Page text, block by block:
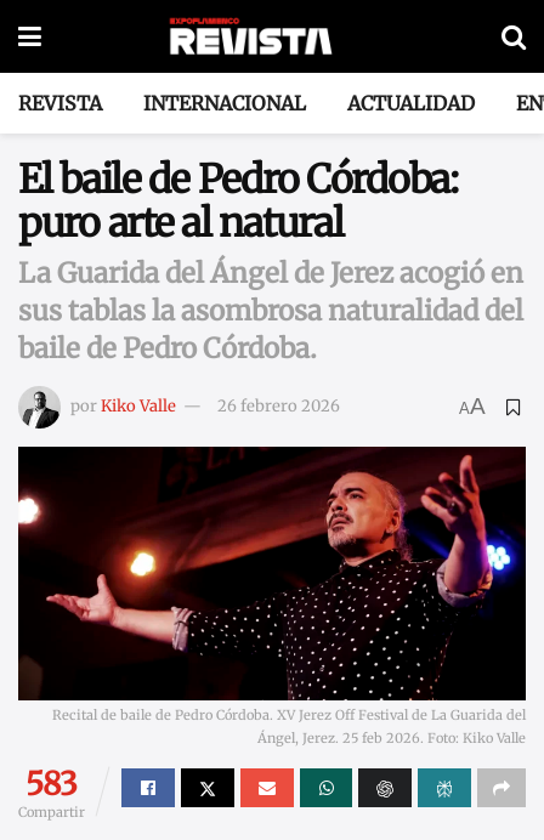
REVISTA INTERNACIONAL ACTUALIDAD
El baile de Pedro Córdoba:
puro arte al natural
La Guarida del Ángel de Jerez acogió en
sus tablas la asombrosa naturalidad del
baile de Pedro Córdoba.
porKiko Valle 26 febrero 2026 AA
Recital de baile de Pedro Córdoba. XV Jerez Off Festival de La Guarida del
Ángel, Jerez. 25 feb 2026. Foto: Kiko Valle
583
Compartir